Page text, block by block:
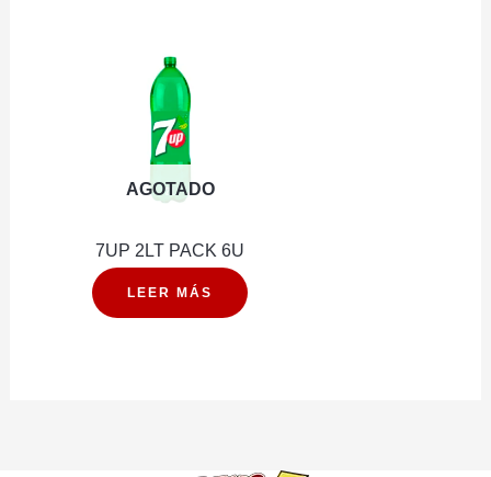
AGOTADO
7UP 2LT PACK 6U
LEER MÁS